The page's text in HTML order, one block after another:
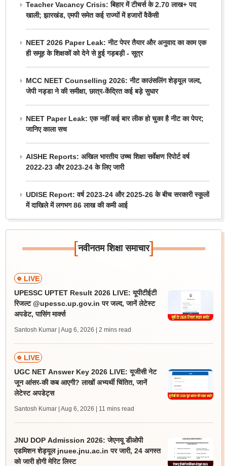
Teacher Vacancy Crisis: बिहार में टीचर्स के 2.70 लाख+ पद
खाली; झारखंड, एमपी समेत कई राज्यों में हजारों वैकेंसी
NEET 2026 Paper Leak: नीट पेपर तैयार और अनुवाद का काम एक
ही समूह के शिक्षकों को देने से हुई गड़बड़ी - सूत्र
MCC NEET Counselling 2026: नीट काउंसलिंग शेड्यूल जल्द,
जेपी नड्डा ने की समीक्षा, छात्र-केंद्रित कई बड़े सुधार
NEET Paper Leak: एक नहीं कई बार लीक हो चुका है नीट का पेपर;
जानिए काला सच
AISHE Reports: अखिल भारतीय उच्च शिक्षा सर्वेक्षण रिपोर्ट वर्ष
2022-23 और 2023-24 के लिए जारी
UDISE Report: वर्ष 2023-24 और 2025-26 के बीच सरकारी स्कूलों
में दाखिले में लगभग 86 लाख की कमी आई
[नवीनतम शिक्षा समाचार]
LIVE
UPESSC UPTET Result 2026 LIVE: यूपीटीईटी
रिजल्ट @upessc.up.gov.in पर जल्द, जानें लेटेस्ट
अपडेट, पासिंग मार्क्स
Santosh Kumar | Aug 6, 2026 | 2 mins read
LIVE
UGC NET Answer Key 2026 LIVE: यूजीसी नेट
जून आंसर-की कब आएगी? लाखों अभ्यर्थी चिंतित, जानें
लेटेस्ट अपडेट्स
Santosh Kumar | Aug 6, 2026 | 11 mins read
JNU DOP Admission 2026: जेएनयू डीओपी
एडमिशन शेड्यूल jnuee.jnu.ac.in पर जारी, 24 अगस्त
को जारी होगी मेरिट लिस्ट